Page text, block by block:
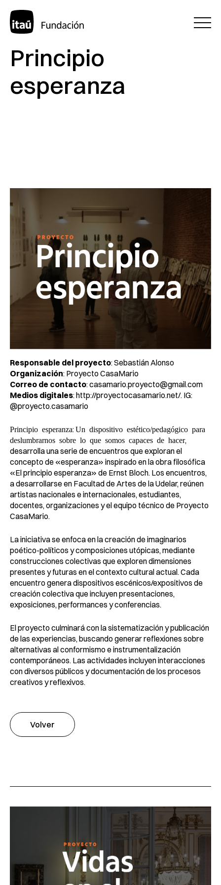
Principio
esperanza
Responsable del proyecto: Sebastián Alonso
Organización: Proyecto CasaMario
Correo de contacto: casamario.proyecto@gmail.com
Medios digitales:http://proyectocasamario.net/. IG:
@proyecto.casamario
Principio esperanza:Un dispositivo estético/pedagógico para
deslumbrarnos sobre lo que somos capaces de hacer,
desarrolla una serie de encuentros que exploran el
concepto de «esperanza» inspirado en la obra filosófica
«El principio esperanza» de Ernst Bloch. Los encuentros,
a desarrollarse en Facultad de Artes de la Udelar, reúnen
artistas nacionales e internacionales, estudiantes,
docentes, organizaciones y el equipo técnico de Proyecto
CasaMario.
La iniciativa se enfoca en la creación de imaginarios
poético-políticos y composiciones utópicas, mediante
construcciones colectivas que exploren dimensiones
presentes y futuras en el contexto cultural actual. Cada
encuentro genera dispositivos escénicos/expositivos de
creación colectiva que incluyen presentaciones,
exposiciones, performances y conferencias.
El proyecto culminará con la sistematización y publicación
de las experiencias, buscando generar reflexiones sobre
alternativas al conformismo e instrumentalización
contemporáneos. Las actividades incluyen interacciones
con diversos públicos y documentación de los procesos
creativos y reflexivos.
Volver